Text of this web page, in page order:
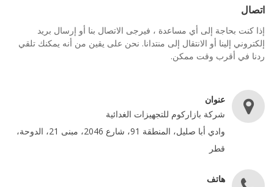
اتصال
إذا كنت بحاجة إلى أي مساعدة ، فيرجى الاتصال بنا أو إرسال بريد
إلكتروني إلينا أو الانتقال إلى منتدانا. نحن على يقين من أنه يمكنك تلقي
ردنا في أقرب وقت ممكن.
عنوان
شركة بازاركوم للتجهيزات الغدائية
وادي أبا صليل، المنطقة 91، شارع 2046، مبنى 21، الدوحة،
قطر
هاتف